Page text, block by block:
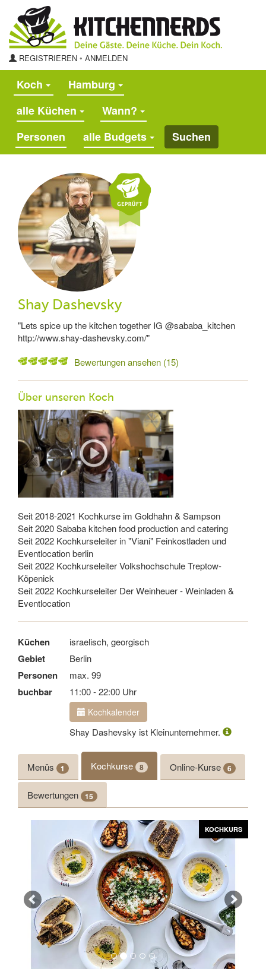
REGISTRIEREN ◦ ANMELDEN
Koch
Hamburg
alle Küchen
Wann?
alle Budgets
Suchen
Shay Dashevsky
"Lets spice up the kitchen together IG @sababa_kitchen
http://www.shay-dashevsky.com/"
Bewertungen ansehen (15)
Über unseren Koch
Seit 2018-2021 Kochkurse im Goldhahn & Sampson
Seit 2020 Sababa kitchen food production and catering
Seit 2022 Kochkurseleiter in "Viani" Feinkostladen und
Eventlocation berlin
Seit 2022 Kochkurseleiter Volkshochschule Treptow-
Köpenick
Seit 2022 Kochkurseleiter Der Weinheuer - Weinladen &
Eventlocation
Küchen israelisch, georgisch
Gebiet Berlin
Personen max. 99
buchbar 11:00 - 22:00 Uhr
Kochkalender
Shay Dashevsky ist Kleinunternehmer.
Menüs 1 Kochkurse 8 Online-Kurse 6
Bewertungen 15
KOCHKURS
KOCHKURS
KOCHKURS
KOCHKURS
KOCHKURS
Zurück Vor